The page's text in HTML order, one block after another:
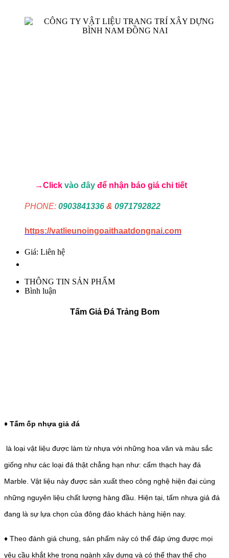
→Click vào đây để nhận báo giá chi tiết
PHONE: 0903841336 & 0971792822
https://vatlieunoingoaithaatdongnai.com
Giá: Liên hệ
THÔNG TIN SẢN PHẨM
Bình luận
Tấm Giả Đá Trảng Bom
♦ Tấm ốp nhựa giả đá
là loại vật liệu được làm từ nhựa với những hoa văn và màu sắc
giống như các loại đá thật chẳng hạn như: cẩm thạch hay đá
Marble. Vật liệu này được sản xuất theo công nghệ hiện đại cùng
những nguyên liệu chất lượng hàng đầu. Hiện tại, tấm nhựa giả đá
đang là sự lựa chọn của đông đảo khách hàng hiện nay.
♦ Theo đánh giá chung, sản phẩm này có thể đáp ứng được mọi
yêu cầu khắt khe trong ngành xây dựng và có thể thay thế cho